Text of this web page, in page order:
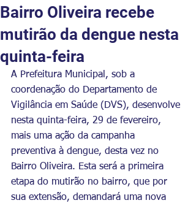
Bairro Oliveira recebe
mutirão da dengue nesta
quinta-feira
A Prefeitura Municipal, sob a
coordenação do Departamento de
Vigilância em Saúde (DVS), desenvolve
nesta quinta-feira, 29 de fevereiro,
mais uma ação da campanha
preventiva à dengue, desta vez no
Bairro Oliveira. Esta será a primeira
etapa do mutirão no bairro, que por
sua extensão, demandará uma nova